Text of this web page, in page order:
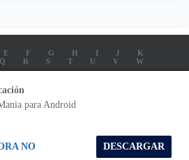
E F G H I J
K
Q R S T V
W
© 2026 - All Rights Reserved
para Android
DESCARGAR
NO